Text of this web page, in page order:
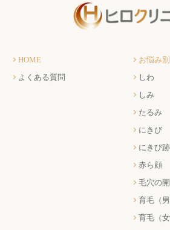
HOME
よくある質問
お悩み別
しわ
しみ
たるみ
にきび
にきび跡
赤ら顔
毛穴の開
育毛（男
育毛（女